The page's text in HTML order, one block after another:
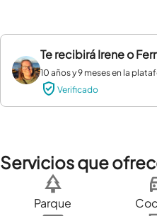
Te recibiráIrene o
10 años y 9 meses en la
Verificado
Servicios que
Parque